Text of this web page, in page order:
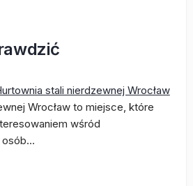
stali nierdzewnej Wrocław
Wrocław to miejsce, które
wśród
osób…